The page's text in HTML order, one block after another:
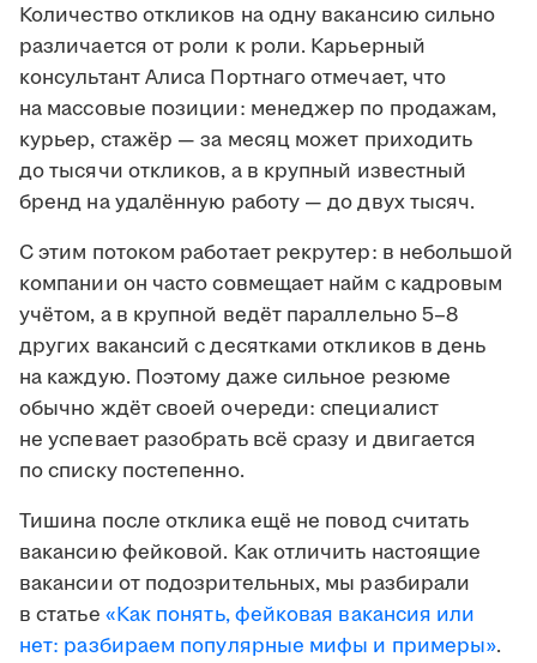
Количество откликов на одну вакансию сильно
различается от роли к роли. Карьерный
консультант Алиса Портнаго отмечает, что
на массовые позиции: менеджер по продажам,
курьер, стажёр — за месяц может приходить
до тысячи откликов, а в крупный известный
бренд на удалённую работу — до двух тысяч.
С этим потоком работает рекрутер: в небольшой
компании он часто совмещает найм с кадровым
учётом, а в крупной ведёт параллельно 5–8
других вакансий с десятками откликов в день
на каждую. Поэтому даже сильное резюме
обычно ждёт своей очереди: специалист
не успевает разобрать всё сразу и двигается
по списку постепенно.
Тишина после отклика ещё не повод считать
вакансию фейковой. Как отличить настоящие
вакансии от подозрительных, мы разбирали
в статье «Как понять, фейковая вакансия или
нет: разбираем популярные мифы и примеры».